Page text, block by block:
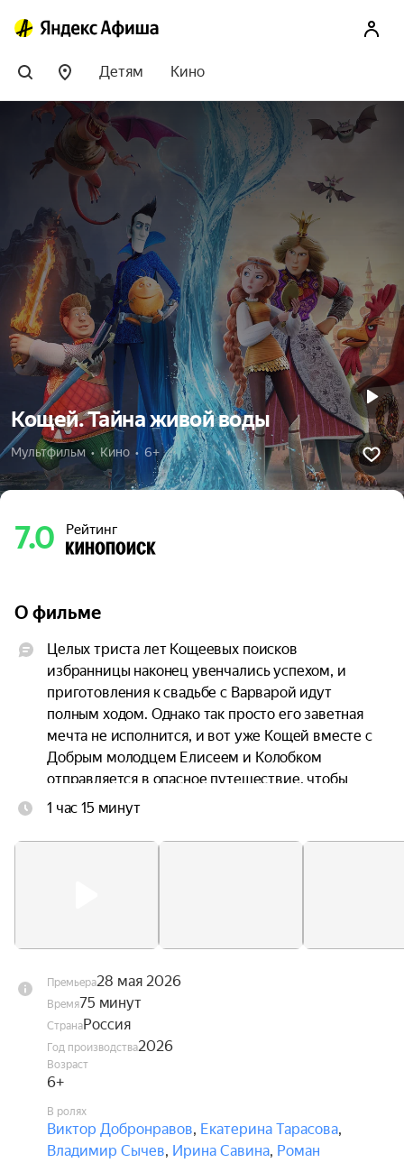
Детям Кино
Кощей. Тайна живой воды
Мультфильм  •  Кино  •  6+
7.0 Рейтинг
О фильме
Целых триста лет Кощеевых поисков
избранницы наконец увенчались успехом, и
приготовления к свадьбе с Варварой идут
полным ходом. Однако так просто его заветная
мечта не исполнится, и вот уже Кощей вместе с
Добрым молодцем Елисеем и Колобком
отправляется в опасное путешествие, чтобы
спасти любимую.
1 час 15 минут
Премьера28 мая 2026
Время75 минут
СтранаРоссия
Год производства2026
Возраст
6+
В ролях
Виктор Добронравов, Екатерина Тарасова,
Владимир Сычев, Ирина Савина, Роман